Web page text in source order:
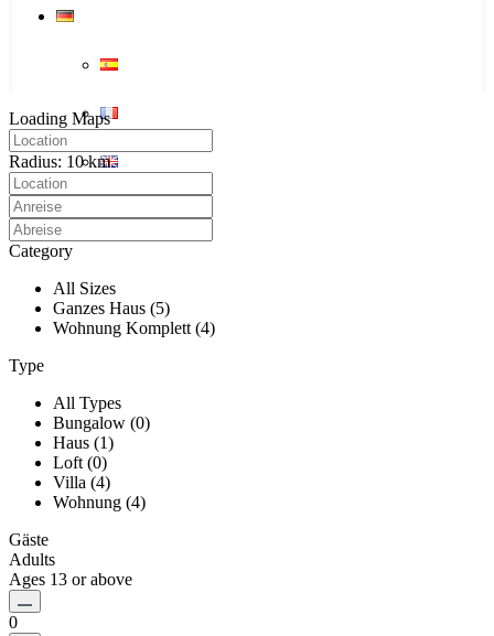
Loading Maps
Radius: 10 km
Category
All Sizes
Ganzes Haus (5)
Wohnung Komplett (4)
Type
All Types
Bungalow (0)
Haus (1)
Loft (0)
Villa (4)
Wohnung (4)
Gäste
Adults
Ages 13 or above
0